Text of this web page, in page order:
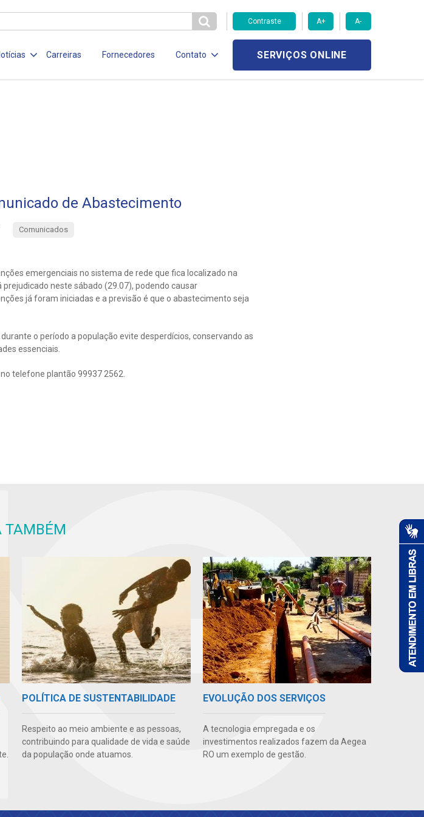
Contraste A+ A-
Carreiras Fornecedores Contato SERVIÇOS ONLINE
de Abastecimento
Comunicados
emergenciais no sistema de rede que fica localizado na
neste sábado (29.07), podendo causar
já foram iniciadas e a previsão é que o abastecimento seja
o período a população evite desperdícios, conservando as
essenciais.
telefone plantão 99937 2562.
TAMBÉM
POLÍTICA DE SUSTENTABILIDADE
Respeito ao meio ambiente e as pessoas,
contribuindo para qualidade de vida e saúde
da população onde atuamos.
EVOLUÇÃO DOS SERVIÇOS
A tecnologia empregada e os
investimentos realizados fazem da Aegea
RO um exemplo de gestão.